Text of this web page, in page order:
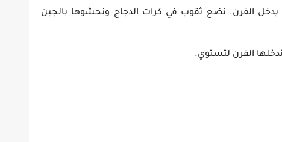
الفرن. نضع ثقوب في كرات الدجاج ونحشوها بالجبن
الفرن لتستوي.